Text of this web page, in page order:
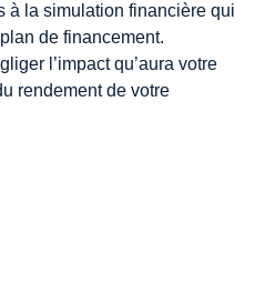
à la simulation financière qui
de financement.
l’impact qu’aura votre
rendement de votre